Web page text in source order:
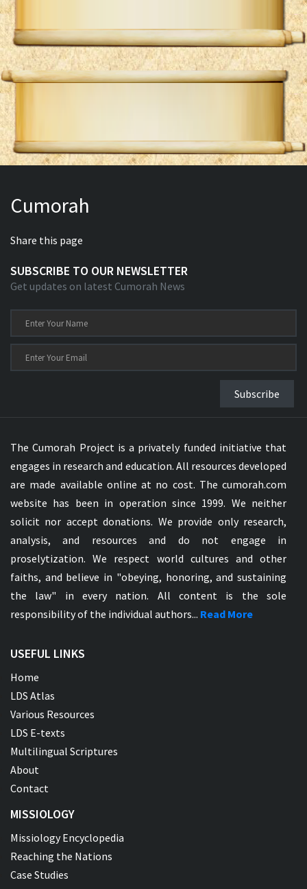
Cumorah
Share this page
SUBSCRIBE TO OUR NEWSLETTER
Get updates on latest Cumorah News
Subscribe
The Cumorah Project is a privately funded initiative that
engages in research and education. All resources developed
are made available online at no cost. The cumorah.com
website has been in operation since 1999. We neither
solicit nor accept donations. We provide only research,
analysis, and resources and do not engage in
proselytization. We respect world cultures and other
faiths, and believe in "obeying, honoring, and sustaining
the law" in every nation. All content is the sole
responsibility of the individual authors... Read More
USEFUL LINKS
Home
LDS Atlas
Various Resources
LDS E-texts
Multilingual Scriptures
About
Contact
MISSIOLOGY
Missiology Encyclopedia
Reaching the Nations
Case Studies